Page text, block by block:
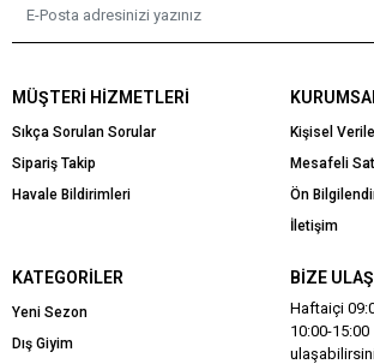
MÜŞTERI HIZMETLERI
Sıkça Sorulan Sorular
Sipariş Takip
Havale Bildirimleri
Kişisel
Mesafeli
Ön
İletişim
KATEGORILER
Yeni Sezon
Dış Giyim
BIZE
Haftaiçi
10:00-